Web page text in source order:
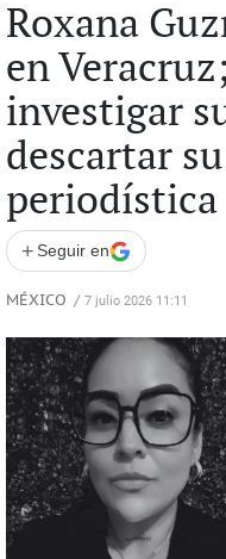
Roxana
en
investigar
descartar
periodística
+ Seguir en
MÉXICO / 7 julio 2026 11:11